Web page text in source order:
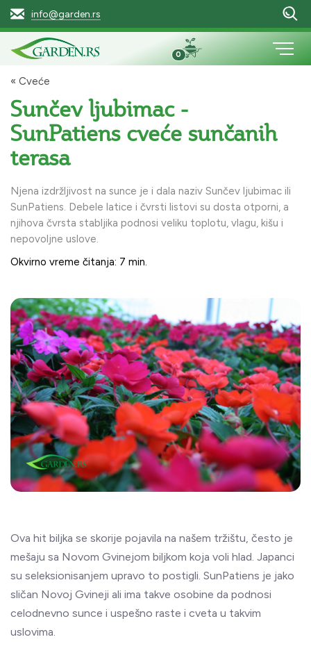
info@garden.rs
0
« Cveće
Sunčev ljubimac -
SunPatiens cveće sunčanih
terasa
Njena izdržljivost na sunce je i dala naziv Sunčev ljubimac ili
SunPatiens. Debele latice i čvrsti listovi su dosta otporni, a
njihova čvrsta stabljika podnosi veliku toplotu, vlagu, kišu i
nepovoljne uslove.
Okvirno vreme čitanja: 7 min.
Ova hit biljka se skorije pojavila na našem tržištu, često je
mešaju sa Novom Gvinejom biljkom koja voli hlad. Japanci
su seleksionisanjem upravo to postigli. SunPatiens je jako
sličan Novoj Gvineji ali ima takve osobine da podnosi
celodnevno sunce i uspešno raste i cveta u takvim
uslovima.